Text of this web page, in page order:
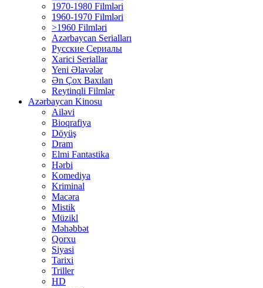
1970-1980 Filmləri
1960-1970 Filmləri
>1960 Filmləri
Azərbaycan Serialları
Русские Сериалы
Xarici Seriallar
Yeni Əlavələr
Ən Çox Baxılan
Reytinqli Filmlər
Azərbaycan Kinosu
Ailəvi
Bioqrafiya
Döyüş
Dram
Elmi Fantastika
Hərbi
Komediya
Kriminal
Macəra
Mistik
Müzikl
Məhəbbət
Qorxu
Siyasi
Tarixi
Triller
HD